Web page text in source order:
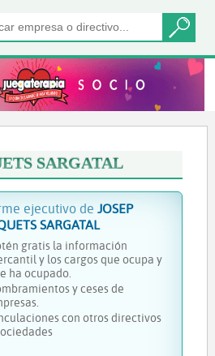
SARGATAL
ejecutivo de JOSEP
SARGATAL
gratis la información
y los cargos que ocupa y
ha ocupado.
y ceses de
con otros directivos